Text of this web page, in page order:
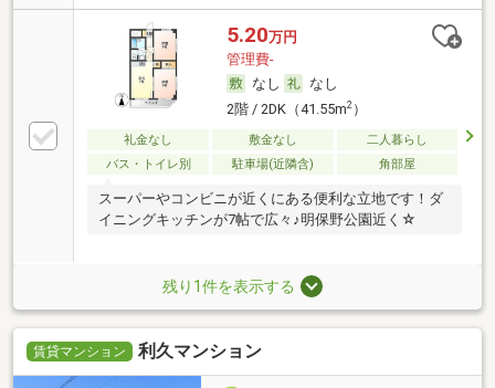
5.20万円
管理費-
なし
なし
2階 / 2DK（41.55m2）
礼金なし 敷金なし
二人暮らし
バス・トイレ別
駐車場(近隣含) 角部屋
スーパーやコンビニが近くにある便利な立地です！ダ
イニングキッチンが7帖で広々♪明保野公園近く☆
残り1件を表示する
賃貸マンション 利久マンション